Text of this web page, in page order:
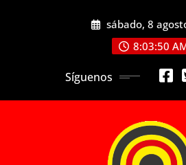
sábado, 8
8:03:52
Síguenos